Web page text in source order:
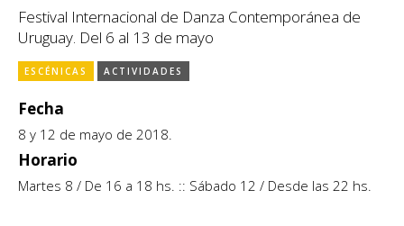
Ludoteca
Espacio itinerante de lectura infantil
Cine
Escénicas
Exposiciones
Formación
Género y Diversidad
Festival Internacional de Danza Contemporánea de
Uruguay. Del 6 al 13 de mayo
ESCÉNICAS ACTIVIDADES
Fecha
8 y 12 de mayo de 2018.
Horario
Martes 8 / De 16 a 18 hs. :: Sábado 12 / Desde las 22 hs.